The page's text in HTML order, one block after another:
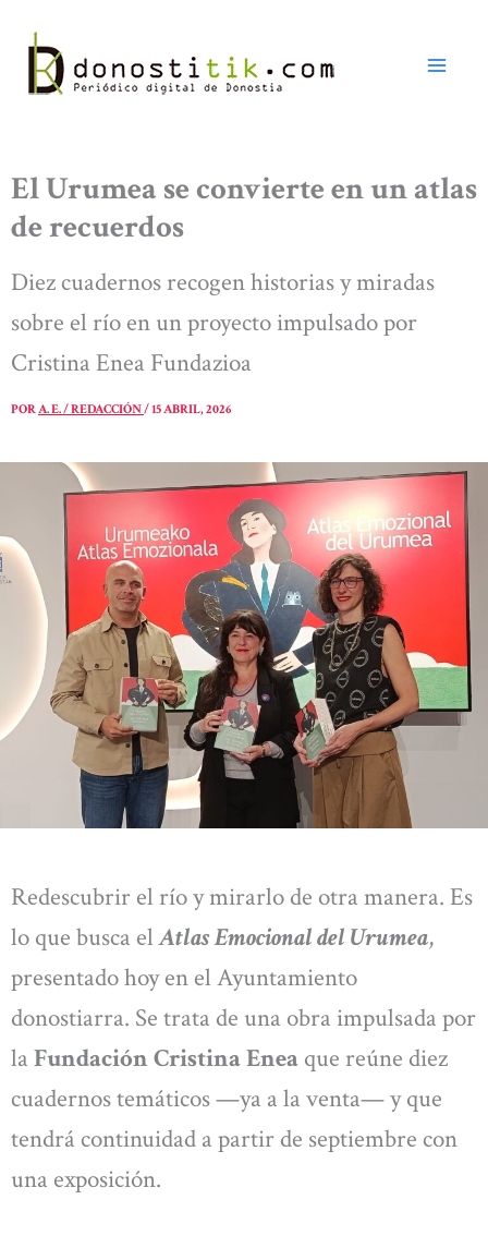
contenido
El Urumea se convierte en un atlas
de recuerdos
Diez cuadernos recogen historias y miradas
sobre el río en un proyecto impulsado por
Cristina Enea Fundazioa
PORA. E. / REDACCIÓN/15 ABRIL, 2026
Redescubrir el río y mirarlo de otra manera. Es
lo que busca elAtlas Emocional del Urumea,
presentado hoy en el Ayuntamiento
donostiarra. Se trata de una obra impulsada por
la Fundación Cristina Enea que reúne diez
cuadernos temáticos —ya a la venta— y que
tendrá continuidad a partir de septiembre con
una exposición.